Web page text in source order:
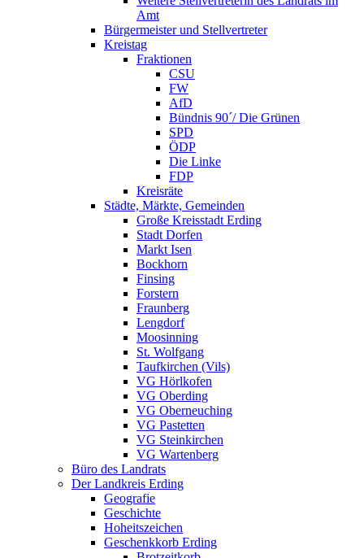
Amt
Bürgermeister und Stellvertreter
Kreistag
Fraktionen
CSU
FW
AfD
Bündnis 90´/ Die Grünen
SPD
ÖDP
Die Linke
FDP
Kreisräte
Städte, Märkte, Gemeinden
Große Kreisstadt Erding
Stadt Dorfen
Markt Isen
Bockhorn
Finsing
Forstern
Fraunberg
Lengdorf
Moosinning
St. Wolfgang
Taufkirchen (Vils)
VG Hörlkofen
VG Oberding
VG Oberneuching
VG Pastetten
VG Steinkirchen
VG Wartenberg
Büro des Landrats
Der Landkreis Erding
Geografie
Geschichte
Hoheitszeichen
Geschenkkorb Erding